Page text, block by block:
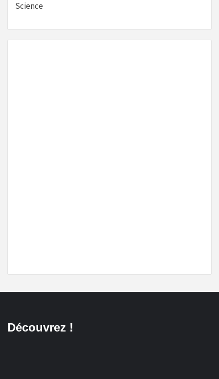
Science
Découvrez !